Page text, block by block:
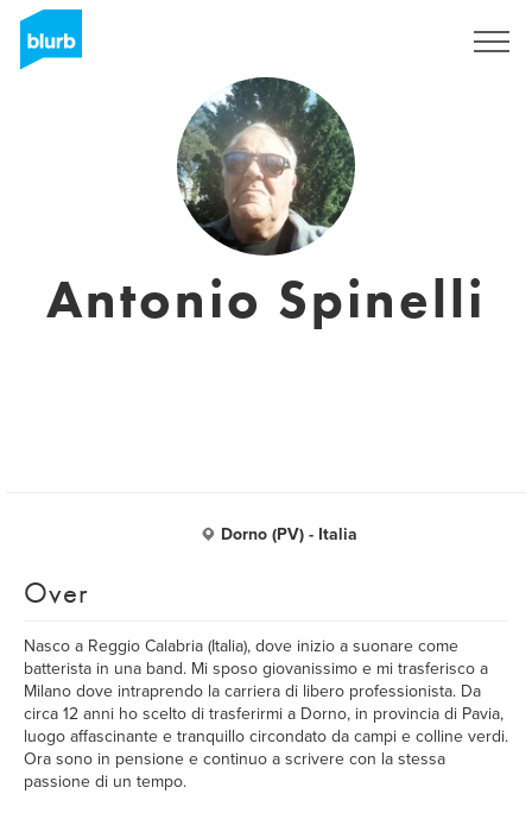
Antonio Spinelli
Dorno (PV) - Italia
Over
Nasco a Reggio Calabria (Italia), dove inizio a suonare come
batterista in una band. Mi sposo giovanissimo e mi trasferisco a
Milano dove intraprendo la carriera di libero professionista. Da
circa 12 anni ho scelto di trasferirmi a Dorno, in provincia di Pavia,
luogo affascinante e tranquillo circondato da campi e colline verdi.
Ora sono in pensione e continuo a scrivere con la stessa
passione di un tempo.